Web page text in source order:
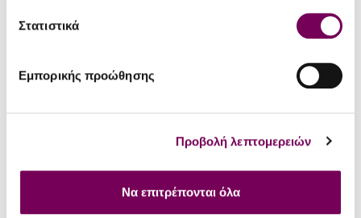
Στατιστικά
Εμπορικής προώθησης
Προβολή λεπτομερειών
Να επιτρέπονται όλα
View options